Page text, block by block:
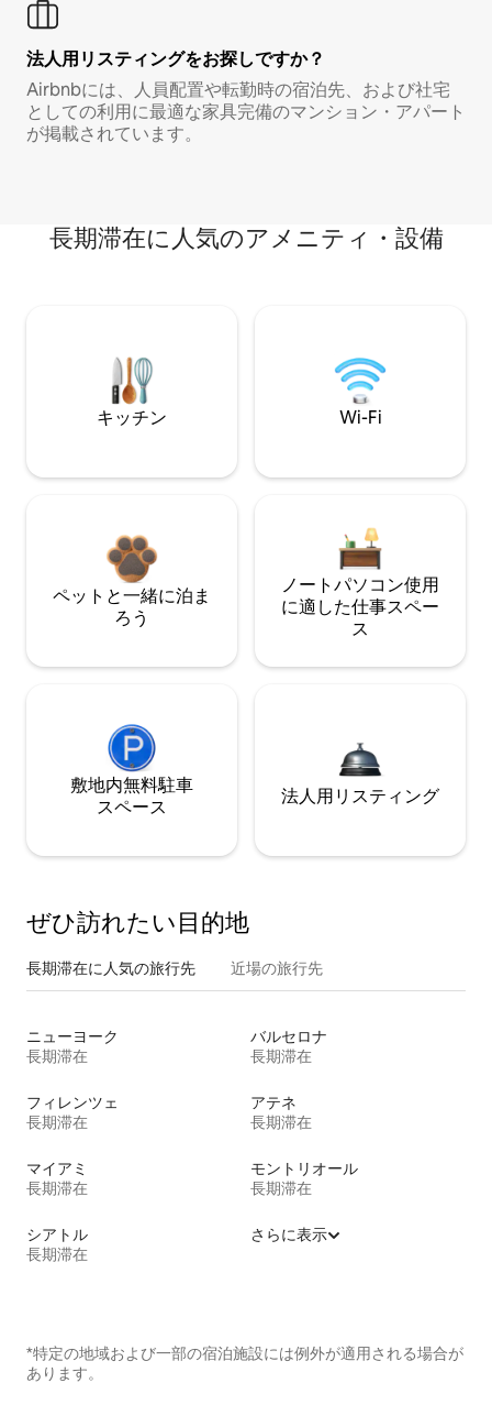
法人用リスティングをお探しですか？
Airbnbには、人員配置や転勤時の宿泊先、および社宅
としての利用に最適な家具完備のマンション・アパート
が掲載されています。
長期滞在に人気のアメニティ・設備
キッチン Wi-Fi
ペットと一緒に泊ま
ろう
ノートパソコン使用
に適した仕事スペー
ス
敷地内無料駐⁠車
ス⁠ペ⁠ー⁠ス
法人用リスティング
ぜひ訪⁠れ⁠た⁠い目⁠的⁠地
長期滞在に人気の旅行先 近場の旅行先
ニューヨーク
長期滞在
バルセロナ
長期滞在
フィレンツェ
長期滞在
アテネ
長期滞在
マイアミ
長期滞在
モントリオール
長期滞在
シアトル
長期滞在
さらに表示
*特定の地域および一部の宿泊施設には例外が適用される場合が
あります。